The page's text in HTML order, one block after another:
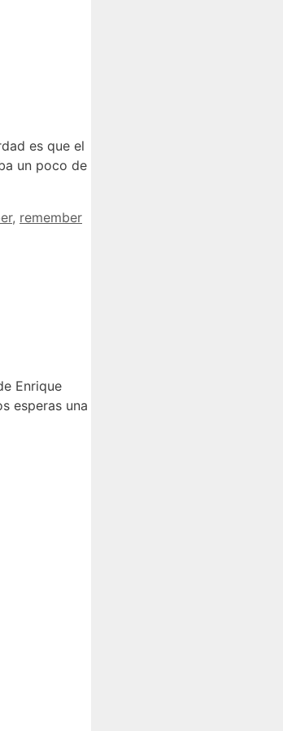
es que el
un poco de
, remember
Enrique
esperas una